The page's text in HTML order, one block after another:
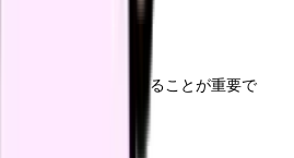
切なツールを選択することが重要で